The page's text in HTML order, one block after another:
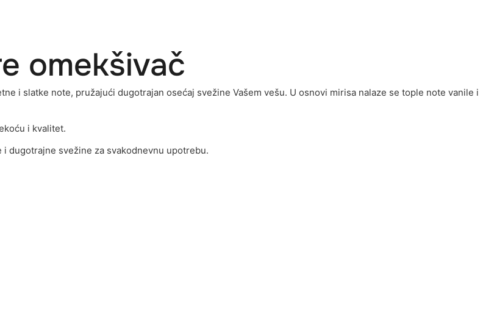
omekšivač
i slatke note, pružajući dugotrajan osećaj svežine Vašem vešu. U osnovi mirisa nalaze se tople note vanile i
i kvalitet.
dugotrajne svežine za svakodnevnu upotrebu.